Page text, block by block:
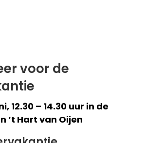
voor de
12.30 – 14.30 uur in de
’t Hart van Oijen